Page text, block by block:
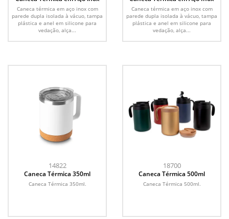
Caneca térmica em aço inox com
parede dupla isolada à vácuo, tampa
plástica e anel em silicone para
vedação, alça...
Caneca térmica em aço inox com
parede dupla isolada à vácuo, tampa
plástica e anel em silicone para
vedação, alça...
14822
Caneca Térmica 350ml
Caneca Térmica 350ml.
18700
Caneca Térmica 500ml
Caneca Térmica 500ml.